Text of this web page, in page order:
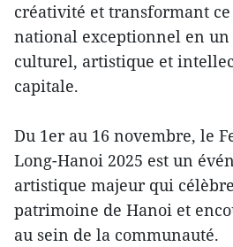
créativité et transformant
national exceptionnel en
culturel, artistique et
capitale.
Du 1er au 16 novembre, le
Long-Hanoi 2025 est un
artistique majeur qui
patrimoine de Hanoi et
au sein de la communauté.